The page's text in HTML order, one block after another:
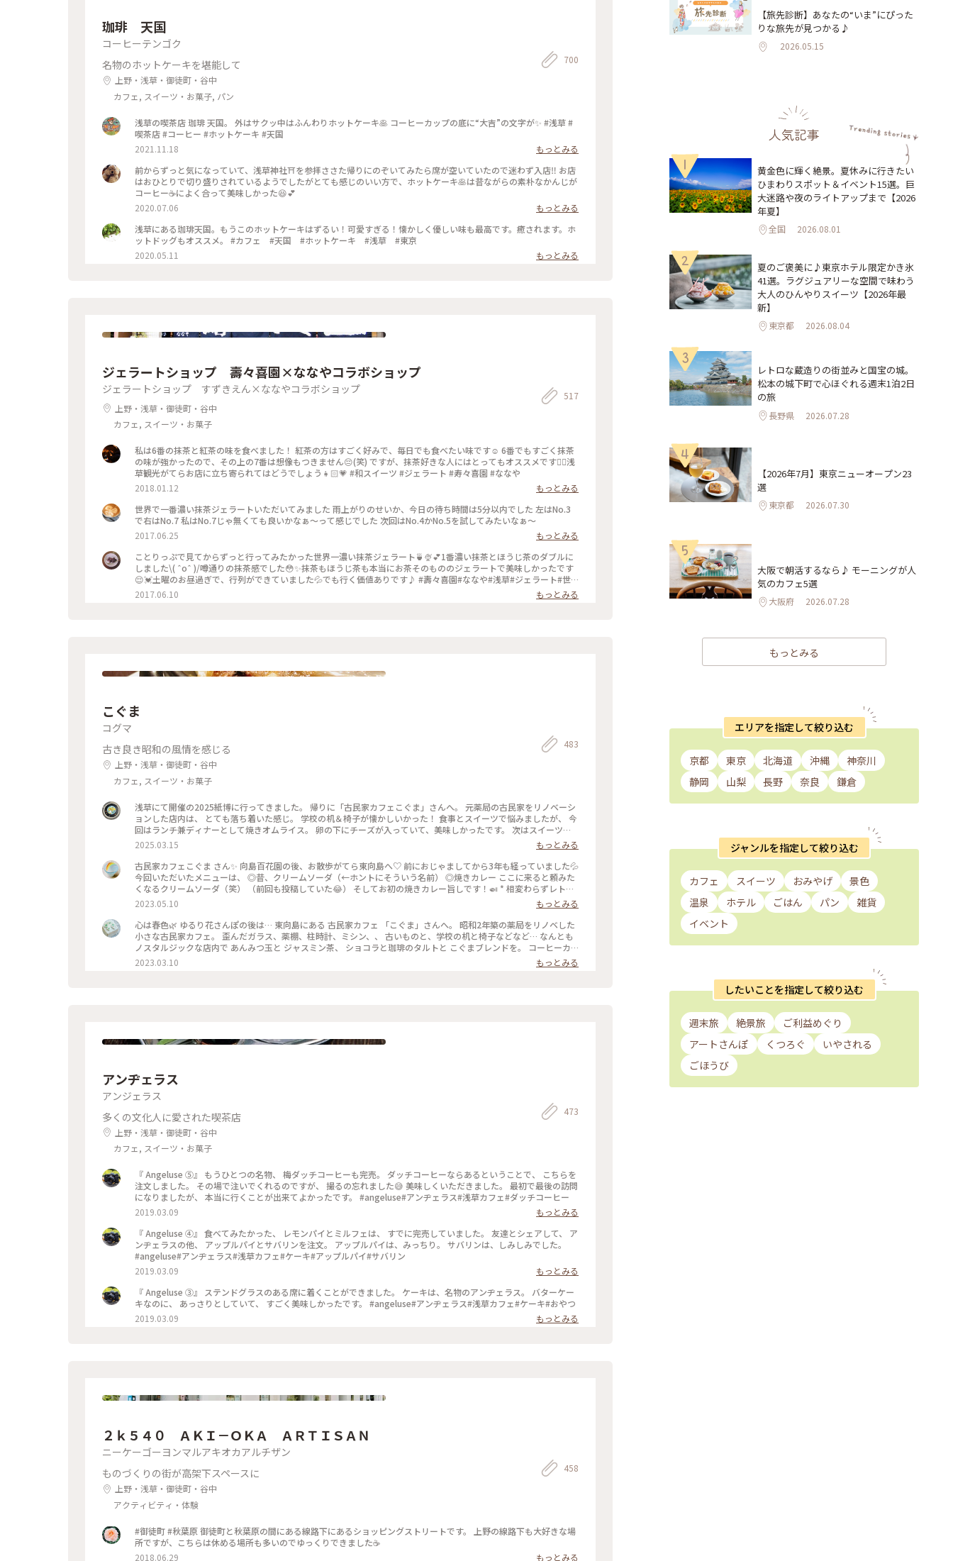
珈琲 天国
コーヒーテンゴク
名物のホットケーキを堪能して
上野・浅草・御徒町・谷中
カフェ, スイーツ・お菓子, パン
700
浅草の喫茶店 珈琲 天国。 外はサクッ中はふんわりホットケーキ🥞 コーヒーカップの底に“大吉”の文字が✨ #浅草 #
喫茶店 #コーヒー #ホットケーキ #天国
2021.11.18
もっとみる
前からずっと気になっていて、浅草神社⛩を参拝ささた帰りにのぞいてみたら席が空いていたので迷わず入店‼️ お店
はおひとりで切り盛りされているようでしたがとても感じのいい方で、ホットケーキ🥞は昔ながらの素朴なかんじが
コーヒー☕️によく合って美味しかった😆💕
2020.07.06
もっとみる
浅草にある珈琲天国。もうこのホットケーキはずるい！可愛すぎる！懐かしく優しい味も最高です。癒されます。ホ
ットドッグもオススメ。 #カフェ #天国 #ホットケーキ #浅草 #東京
2020.05.11
もっとみる
ジェラートショップ 壽々喜園×ななやコラボショップ
ジェラートショップ すずきえん×ななやコラボショップ
上野・浅草・御徒町・谷中
カフェ, スイーツ・お菓子
517
私は6番の抹茶と紅茶の味を食べました！ 紅茶の方はすごく好みで、毎日でも食べたい味です☺️ 6番でもすごく抹茶
の味が強かったので、その上の7番は想像もつきません😔(笑) ですが、抹茶好きな人にはとってもオススメです👌🏻浅
草観光がてらお店に立ち寄られてはどうでしょう👧🏻💗 #和スイーツ #ジェラート #寿々喜園 #ななや
2018.01.12
もっとみる
世界で一番濃い抹茶ジェラートいただいてみました 雨上がりのせいか、今日の待ち時間は5分以内でした 左はNo.3
で右はNo.7 私はNo.7じゃ無くても良いかなぁ〜って感じでした 次回はNo.4かNo.5を試してみたいなぁ〜
2017.06.25
もっとみる
ことりっぷで見てからずっと行ってみたかった世界一濃い抹茶ジェラート🍵🍨💕1番濃い抹茶とほうじ茶のダブルに
しました\( ˆoˆ )/噂通りの抹茶感でした😳✨抹茶もほうじ茶も本当にお茶そのもののジェラートで美味しかったです
😌💓土曜のお昼過ぎで、行列ができていました💦でも行く価値ありです♪ #壽々喜園#ななや#浅草#ジェラート#世
界一#濃い#抹茶#ほうじ茶#行列#甘党
2017.06.10 もっとみる
こぐま
コグマ
古き良き昭和の風情を感じる
上野・浅草・御徒町・谷中
カフェ, スイーツ・お菓子
483
浅草にて開催の2025紙博に行ってきました。 帰りに「古民家カフェこぐま」さんへ。 元薬局の古民家をリノベーシ
ョンした店内は、 とても落ち着いた感じ。 学校の机＆椅子が懐かしいかった！ 食事とスイーツで悩みましたが、 今
回はランチ兼ディナーとして焼きオムライス。 卵の下にチーズが入っていて、美味しかったです。 次はスイーツを
2025.03.15
もっとみる
古民家カフェこぐま さん✨ 向島百花園の後、お散歩がてら東向島へ♡ 前におじゃましてから3年も経っていました💦
今回いただいたメニューは、 ◎昔、クリームソーダ（←ホントにそういう名前） ◎焼きカレー ここに来ると頼みた
くなるクリームソーダ（笑） （前回も投稿していた😂） そしてお初の焼きカレー旨しです！🍛 * 相変わらずレトロ
感溢れ、ダウンライトが落ち着きます。 ポイントカードをもらったので、 また訪問したいと思います🧸💕 #こぐま #
古民家カフェ #レトロ #もと薬局 #ランチ #スイーツ食べてないよ #私のことりっぷ旅 #レトロな街 #ひとりカフェ部
2023.05.10
もっとみる
心は春色🌿 ゆるり花さんぽの後は… 東向島にある 古民家カフェ 「こぐま」さんへ。 昭和2年築の薬局をリノベした
小さな古民家カフェ。 歪んだガラス、薬棚、柱時計、ミシン、、 古いものと、学校の机と椅子などなど… なんとも
ノスタルジックな店内で あんみつ玉と ジャスミン茶、 ショコラと珈琲のタルトと こぐまブレンドを。 コーヒーカ
ップとポットには カフェのロゴ、こぐまの絵付け。。 ほっこりカフェ時間になりました。 #心は春色#東向島#こぐ
ま#古民家カフェ#東京カフェ#ゆるりカフェ時間#レトロな街 #Myことりっぷ #私のことりっぷ旅
2023.03.10 もっとみる
アンヂェラス
アンジェラス
多くの文化人に愛された喫茶店
上野・浅草・御徒町・谷中
カフェ, スイーツ・お菓子
473
『 Angeluse ⑤』 もうひとつの名物、 梅ダッチコーヒーも完売。 ダッチコーヒーならあるということで、 こちらを
注文しました。 その場で注いでくれるのですが、 撮るの忘れました😅 美味しくいただきました。 最初で最後の訪問
になりましたが、 本当に行くことが出来てよかったです。 #angeluse#アンヂェラス#浅草カフェ#ダッチコーヒー
2019.03.09
もっとみる
『 Angeluse ④』 食べてみたかった、 レモンパイとミルフェは、 すでに完売していました。 友達とシェアして、 ア
ンヂェラスの他、 アップルパイとサバリンを注文。 アップルパイは、みっちり。 サバリンは、しみしみでした。
#angeluse#アンヂェラス#浅草カフェ#ケーキ#アップルパイ#サバリン
2019.03.09
もっとみる
『 Angeluse ③』 ステンドグラスのある席に着くことができました。 ケーキは、名物のアンヂェラス。 バターケー
キなのに、 あっさりとしていて、 すごく美味しかったです。 #angeluse#アンヂェラス#浅草カフェ#ケーキ#おやつ
2019.03.09
もっとみる
２ｋ５４０ ＡＫＩ－ＯＫＡ ＡＲＴＩＳＡＮ
ニーケーゴーヨンマルアキオカアルチザン
ものづくりの街が高架下スペースに
上野・浅草・御徒町・谷中
アクティビティ・体験
458
#御徒町 #秋葉原 御徒町と秋葉原の間にある線路下にあるショッピングストリートです。 上野の線路下も大好きな場
所ですが、こちらは休める場所も多いのでゆっくりできました☕️
2018.06.29
もっとみる
【旅先診断】あなたの“いま”にぴった
りな旅先が見つかる♪
2026.05.15
人気記事
1
黄金色に輝く絶景。夏休みに行きたい
ひまわりスポット＆イベント15選。巨
大迷路や夜のライトアップまで【2026
年夏】
全国 2026.08.01
2
夏のご褒美に♪東京ホテル限定かき氷
41選。ラグジュアリーな空間で味わう
大人のひんやりスイーツ【2026年最
新】
東京都 2026.08.04
3
レトロな蔵造りの街並みと国宝の城。
松本の城下町で心ほぐれる週末1泊2日
の旅
長野県 2026.07.28
4
【2026年7月】東京ニューオープン23
選
東京都 2026.07.30
5
大阪で朝活するなら♪ モーニングが人
気のカフェ5選
大阪府 2026.07.28
もっとみる
エリアを指定して絞り込む
京都 東京 北海道 沖縄
神奈川
静岡
山梨 長野 奈良 鎌倉
ジャンルを指定して絞り込む
カフェ スイーツ おみやげ
景色
温泉
ホテル ごはん パン
雑貨
イベント
したいことを指定して絞り込む
週末旅 絶景旅
ご利益めぐり
アートさんぽ
くつろぐ
いやされる
ごほうび